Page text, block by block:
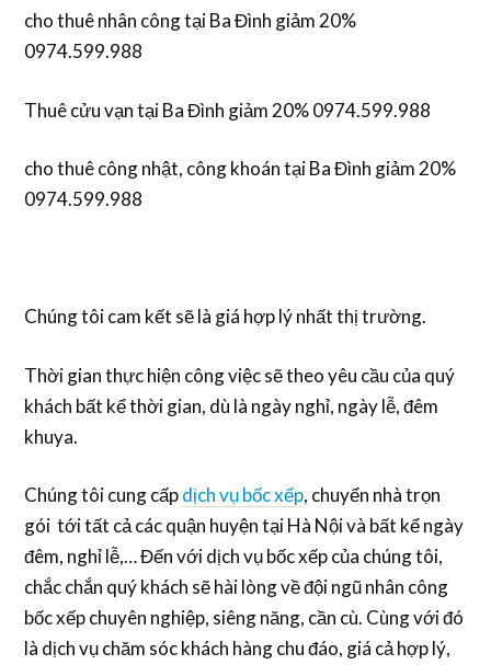
cho thuê nhân công tại Ba Đình giảm 20%
0974.599.988
Thuê cửu vạn tại Ba Đình giảm 20% 0974.599.988
cho thuê công nhật, công khoán tại Ba Đình giảm 20%
0974.599.988
Chúng tôi cam kết sẽ là giá hợp lý nhất thị trường.
Thời gian thực hiện công việc sẽ theo yêu cầu của quý
khách bất kể thời gian, dù là ngày nghỉ, ngày lễ, đêm
khuya.
Chúng tôi cung cấpdịch vụ bốc xếp, chuyển nhà trọn
gói tới tất cả các quận huyện tại Hà Nội và bất kể ngày
đêm, nghỉ lễ,… Đến với dịch vụ bốc xếp của chúng tôi,
chắc chắn quý khách sẽ hài lòng về đội ngũ nhân công
bốc xếp chuyên nghiệp, siêng năng, cần cù. Cùng với đó
là dịch vụ chăm sóc khách hàng chu đáo, giá cả hợp lý,